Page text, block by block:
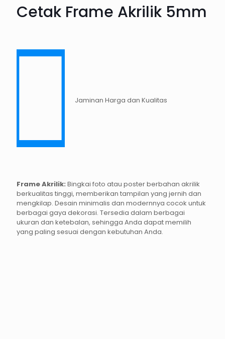
Cetak Frame Akrilik 5mm
Jaminan Harga dan Kualitas
Frame Akrilik: Bingkai foto atau poster berbahan akrilik
berkualitas tinggi, memberikan tampilan yang jernih dan
mengkilap. Desain minimalis dan modernnya cocok untuk
berbagai gaya dekorasi. Tersedia dalam berbagai
ukuran dan ketebalan, sehingga Anda dapat memilih
yang paling sesuai dengan kebutuhan Anda.